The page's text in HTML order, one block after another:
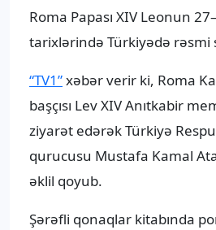
Roma Papası XIV Leonun
tarixlərində Türkiyədə rəsmi
“TV1”xəbər verir ki, Roma
başçısı Lev XIV Anıtkabir
ziyarət edərək Türkiyə
qurucusu Mustafa Kamal
əklil qoyub.
Şərəfli qonaqlar kitabında